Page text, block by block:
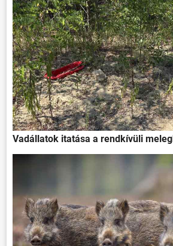
Vadállatok itatása a rendkívüli